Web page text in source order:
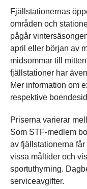
Fjällstationernas
områden och
pågår
april eller början av
midsommar till
fjällstationer har
Mer information om
respektive
Priserna varierar
Som STF-medlem
av fjällstationerna
vissa måltider och
sportuthyrning.
serviceavgifter.